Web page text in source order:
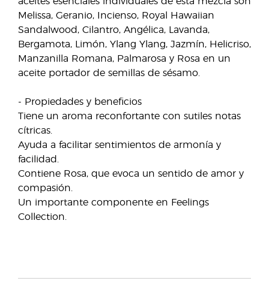
Melissa, Geranio, Incienso, Royal Hawaiian
Sandalwood, Cilantro, Angélica, Lavanda,
Bergamota, Limón, Ylang Ylang, Jazmín, Helicriso,
Manzanilla Romana, Palmarosa y Rosa en un
aceite portador de semillas de sésamo.
- Propiedades y beneficios
Tiene un aroma reconfortante con sutiles notas
cítricas.
Ayuda a facilitar sentimientos de armonía y
facilidad.
Contiene Rosa, que evoca un sentido de amor y
compasión.
Un importante componente en Feelings
Collection.